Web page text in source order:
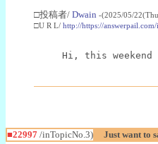
□投稿者/ Dwain -(2025/05/
□U R L/ http://https://
Hi, this
■22997 /inTopicNo.3) Just want to